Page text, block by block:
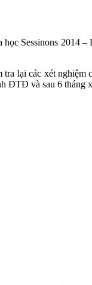
Sessinons 2014
lại các xét nghiệm
ĐTĐ và sau 6 tháng